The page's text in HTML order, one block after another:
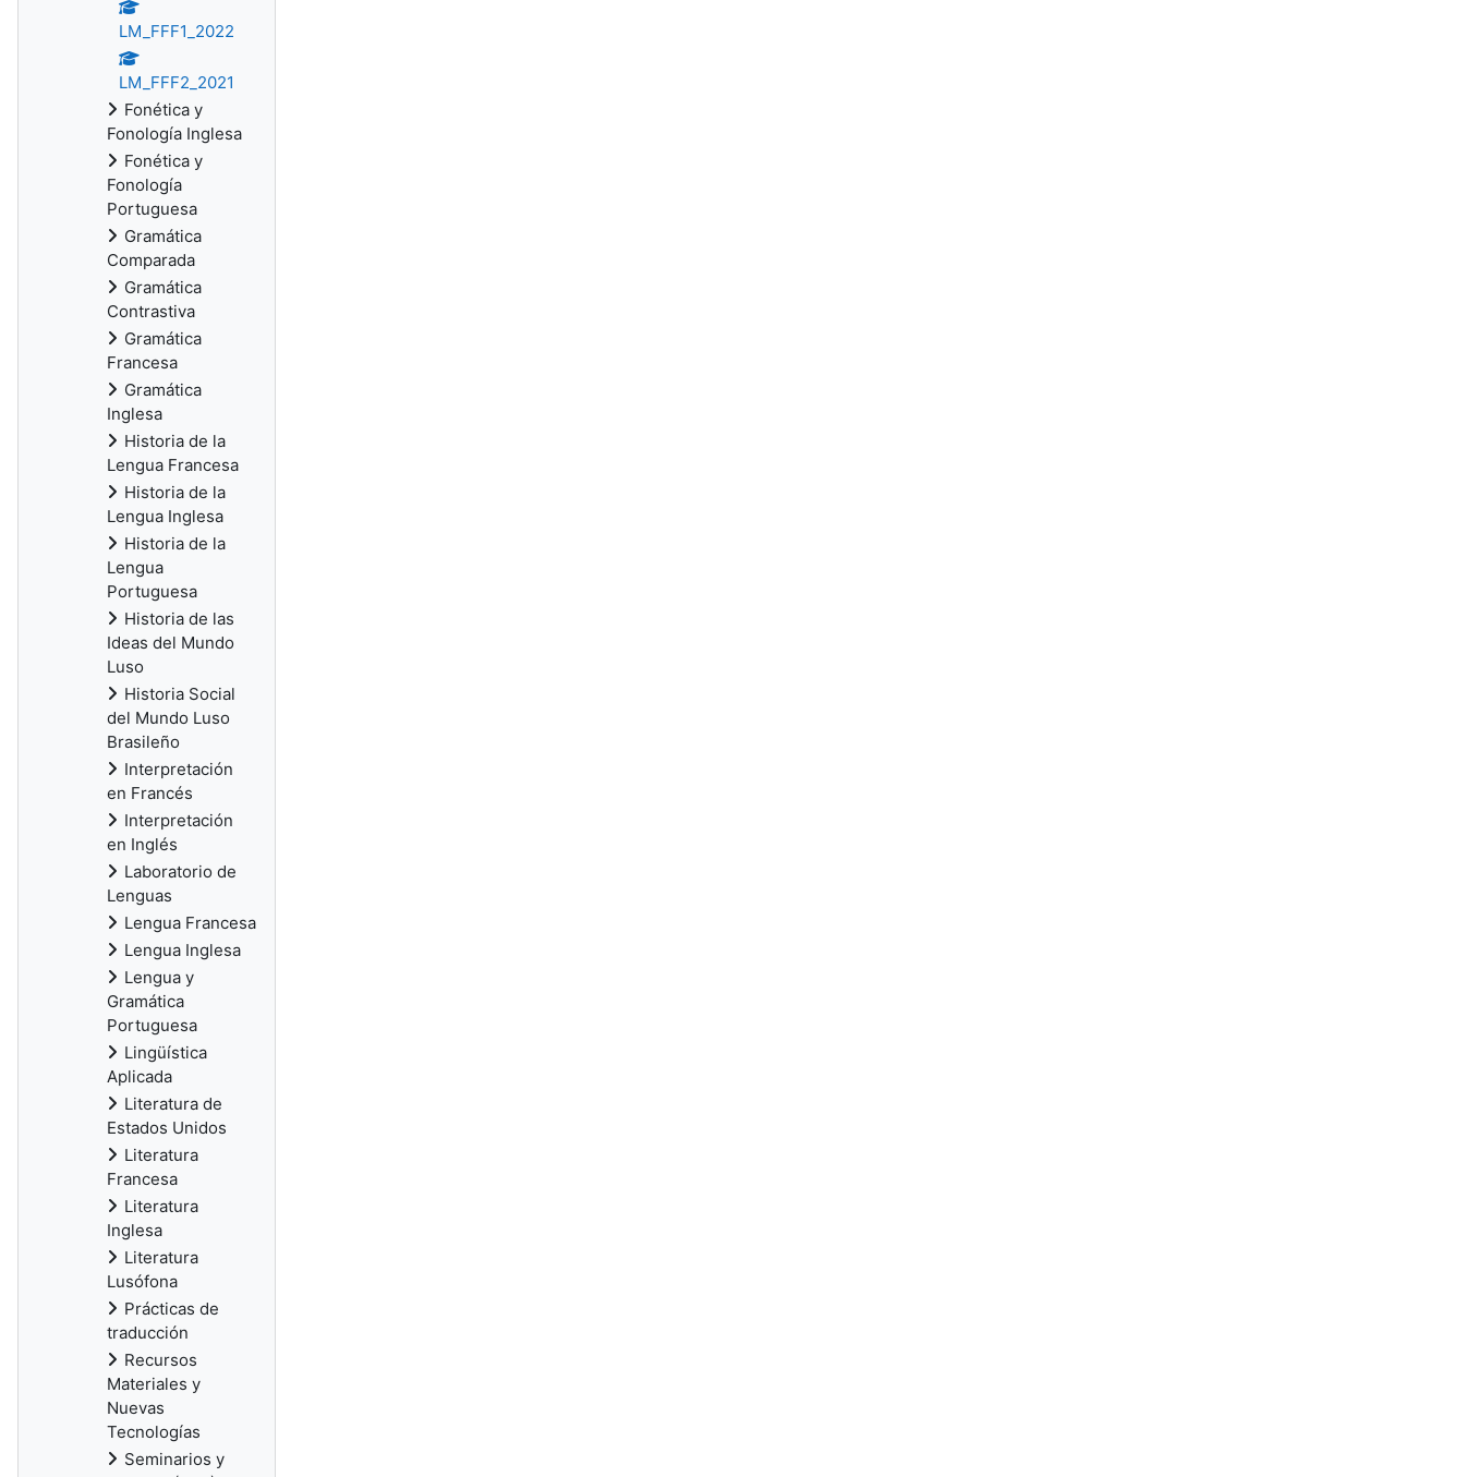
LM_FFF1_2022
LM_FFF2_2021
Fonética y
Fonología Inglesa
Fonética y
Fonología
Portuguesa
Gramática
Comparada
Gramática
Contrastiva
Gramática
Francesa
Gramática
Inglesa
Historia de la
Lengua Francesa
Historia de la
Lengua Inglesa
Historia de la
Lengua
Portuguesa
Historia de las
Ideas del Mundo
Luso
Historia Social
del Mundo Luso
Brasileño
Interpretación
en Francés
Interpretación
en Inglés
Laboratorio de
Lenguas
Lengua Francesa
Lengua Inglesa
Lengua y
Gramática
Portuguesa
Lingüística
Aplicada
Literatura de
Estados Unidos
Literatura
Francesa
Literatura
Inglesa
Literatura
Lusófona
Prácticas de
traducción
Recursos
Materiales y
Nuevas
Tecnologías
Seminarios y